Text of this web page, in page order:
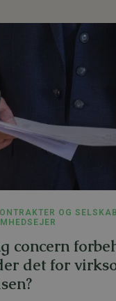
OG
concern
det for